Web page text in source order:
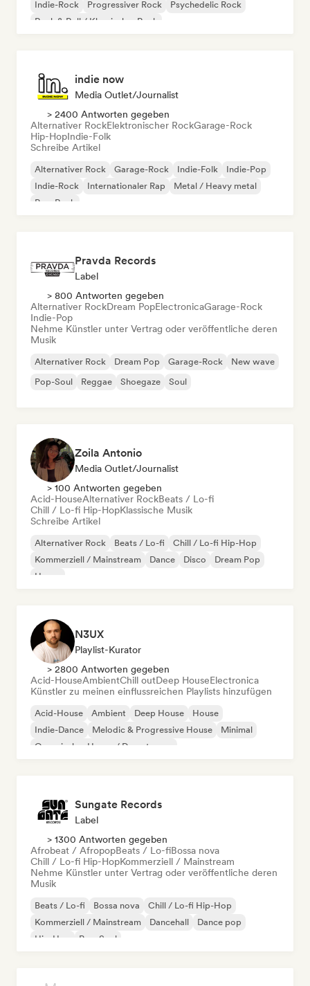
Indie-Rock Progressiver Rock
Psychedelic Rock
Rock & Roll / Klassischer Rock
indie now
Media Outlet/Journalist
> 2400 Antworten gegeben
Alternativer RockElektronischer RockGarage-Rock
Hip-HopIndie-Folk
Schreibe Artikel
Alternativer Rock Garage-Rock Indie-Folk
Indie-Pop
Indie-Rock
Internationaler Rap
Metal / Heavy metal
Pop-Rock
Pravda Records
Label
> 800 Antworten gegeben
Alternativer RockDream PopElectronicaGarage-Rock
Indie-Pop
Nehme Künstler unter Vertrag oder veröffentliche deren
Musik
Alternativer Rock Dream Pop Garage-Rock
New wave
Pop-Soul
Reggae Shoegaze Soul
Zoila Antonio
Media Outlet/Journalist
> 100 Antworten gegeben
Acid-HouseAlternativer RockBeats / Lo-fi
Chill / Lo-fi Hip-HopKlassische Musik
Schreibe Artikel
Alternativer Rock Beats / Lo-fi
Chill / Lo-fi Hip-Hop
Kommerziell / Mainstream
Dance Disco
Dream Pop
House
N3UX
Playlist-Kurator
> 2800 Antworten gegeben
Acid-HouseAmbientChill outDeep HouseElectronica
Künstler zu meinen einflussreichen Playlists hinzufügen
Acid-House Ambient Deep House
House
Indie-Dance
Melodic & Progressive House
Minimal
Organischer House / Downtempo
Sungate Records
Label
> 1300 Antworten gegeben
Afrobeat / AfropopBeats / Lo-fiBossa nova
Chill / Lo-fi Hip-HopKommerziell / Mainstream
Nehme Künstler unter Vertrag oder veröffentliche deren
Musik
Beats / Lo-fi Bossa nova
Chill / Lo-fi Hip-Hop
Kommerziell / Mainstream
Dancehall
Dance pop
Hip-Hop
Pop-Soul